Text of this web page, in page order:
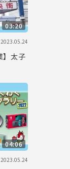
03:20
2023.05.24
】太子
04:06
2023.05.24